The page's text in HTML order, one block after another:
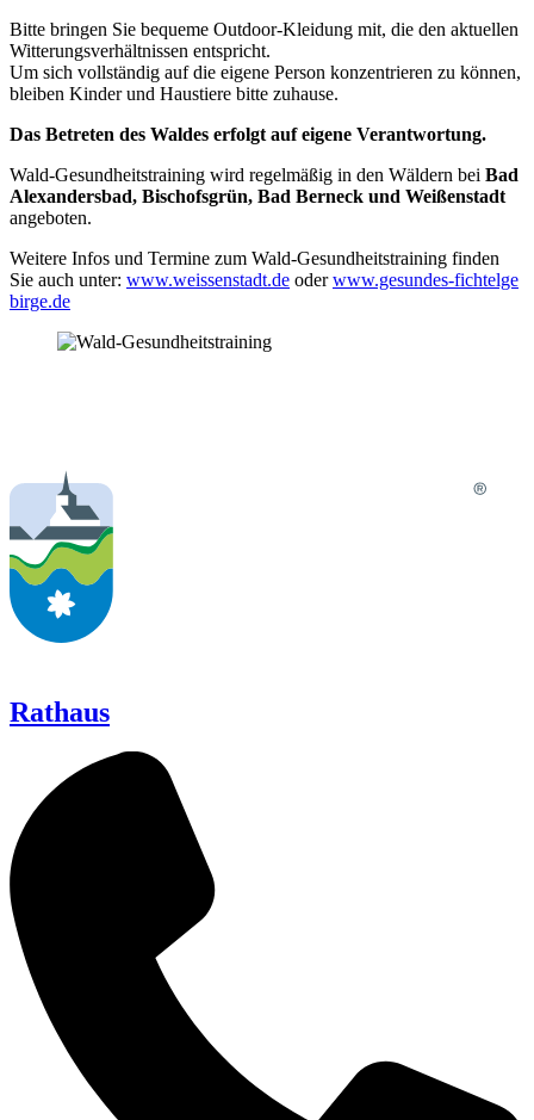
Bit­te brin­gen Sie beque­me Out­door-Klei­dung mit, die den aktu­el­len
Wit­te­rungs­ver­hält­nis­sen ent­spricht.
Um sich voll­stän­dig auf die eige­ne Per­son kon­zen­trie­ren zu kön­nen,
blei­ben Kin­der und Haus­tie­re bit­te zuhause.
Das Betre­ten des Wal­des erfolgt auf eige­ne Verantwortung.
Wald-Gesund­heits­trai­ning wird regel­mä­ßig in den Wäl­dern bei Bad
Alex­an­ders­bad, Bischofs­grün, Bad Ber­neck und Wei­ßen­stadt
angeboten.
Wei­te­re Infos und Ter­mi­ne zum Wald-Gesund­heits­trai­ning fin­den
Sie auch unter: www​.weis​sen​stadt​.de oderwww​.gesun​des​-fich​tel​ge​
bir​ge​.de
Rathaus